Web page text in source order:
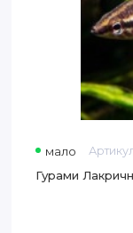
мало
Гурами